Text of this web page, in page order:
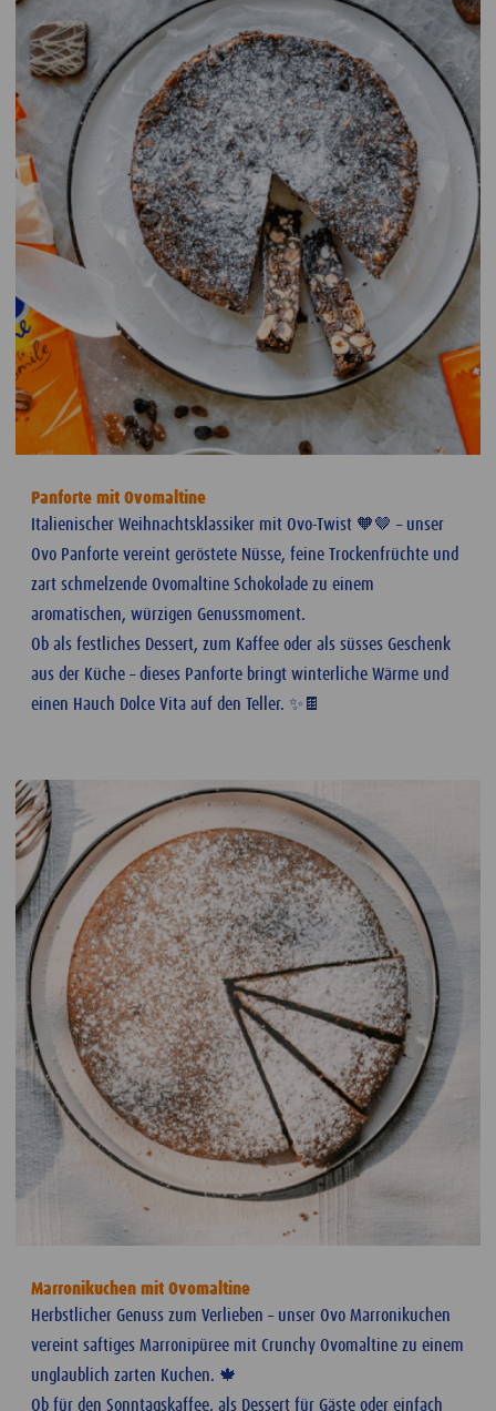
Panforte mit Ovomaltine
Italienischer Weihnachtsklassiker mit Ovo-Twist 🧡🤎 – unser
Ovo Panforte vereint geröstete Nüsse, feine Trockenfrüchte und
zart schmelzende Ovomaltine Schokolade zu einem
aromatischen, würzigen Genussmoment.
Ob als festliches Dessert, zum Kaffee oder als süsses Geschenk
aus der Küche – dieses Panforte bringt winterliche Wärme und
einen Hauch Dolce Vita auf den Teller. ✨🍫
Marronikuchen mit Ovomaltine
Herbstlicher Genuss zum Verlieben – unser Ovo Marronikuchen
vereint saftiges Marronipüree mit Crunchy Ovomaltine zu einem
unglaublich zarten Kuchen. 🍁
Ob für den Sonntagskaffee, als Dessert für Gäste oder einfach